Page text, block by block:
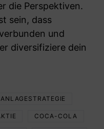
die Perspektiven.
sein, dass
und
diversifiziere dein
ANLAGESTRATEGIE
COCA-COLA